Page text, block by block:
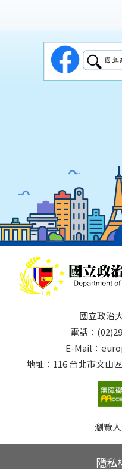
國立政治
電話：
E-Mail：
地址：116 台北市文山
瀏覽人
隱私